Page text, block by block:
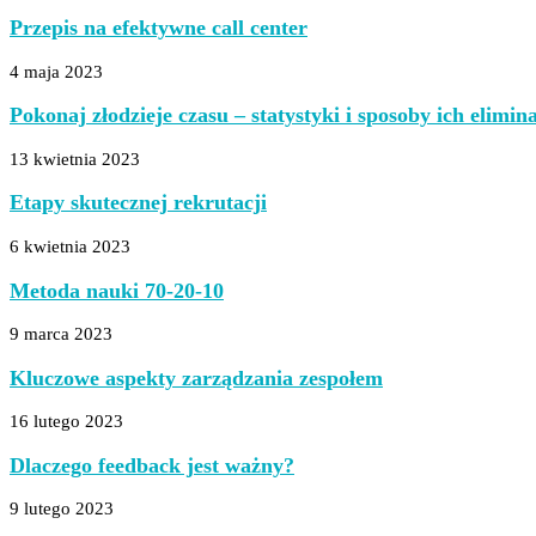
Przepis na efektywne call center
4 maja 2023
Pokonaj złodzieje czasu – statystyki i sposoby ich
13 kwietnia 2023
Etapy skutecznej rekrutacji
6 kwietnia 2023
Metoda nauki 70-20-10
9 marca 2023
Kluczowe aspekty zarządzania zespołem
16 lutego 2023
Dlaczego feedback jest ważny?
9 lutego 2023